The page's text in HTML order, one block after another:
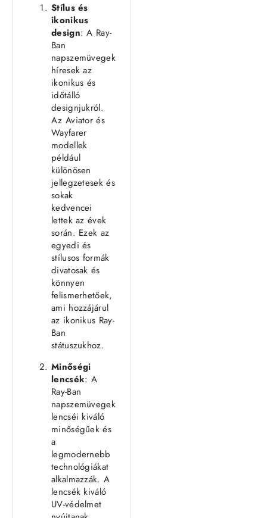
Stílus és
ikonikus
design: A Ray-
Ban
napszemüvegek
híresek az
ikonikus és
időtálló
designjukról.
Az Aviator és
Wayfarer
modellek
például
különösen
jellegzetesek és
sokak
kedvencei
lettek az évek
során. Ezek az
egyedi és
stílusos formák
divatosak és
könnyen
felismerhetőek,
ami hozzájárul
az ikonikus Ray-
Ban
státuszukhoz.
Minőségi
lencsék: A
Ray-Ban
napszemüvegek
lencséi kiváló
minőségűek és
a
legmodernebb
technológiákat
alkalmazzák. A
lencsék kiváló
UV-védelmet